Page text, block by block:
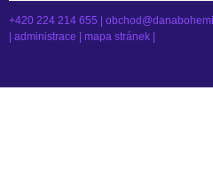
+420 224 214 655 |
administrace mapa stránek|